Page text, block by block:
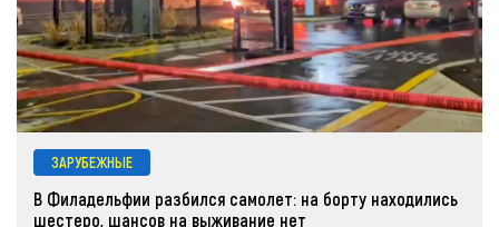
ЗАРУБЕЖНЫЕ
В Филадельфии разбился самолет: на борту находились
шестеро, шансов на выживание нет